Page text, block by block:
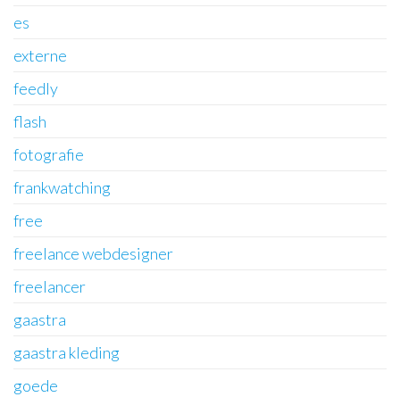
es
externe
feedly
flash
fotografie
frankwatching
free
freelance webdesigner
freelancer
gaastra
gaastra kleding
goede